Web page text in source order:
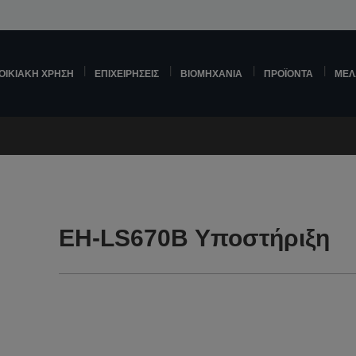
ΧΡΉΣΗ ΕΠΙΧΕΙΡΉΣΕΙΣ ΒΙΟΜΗΧΑΝΊΑ ΠΡΟΪΌΝΤΑ
EH-LS670B Υποστήριξη